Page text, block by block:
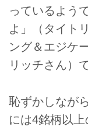
っているよう
よ」（タイト
ング＆エジケ
リッチさん）
恥ずかしなが
には4銘柄以上